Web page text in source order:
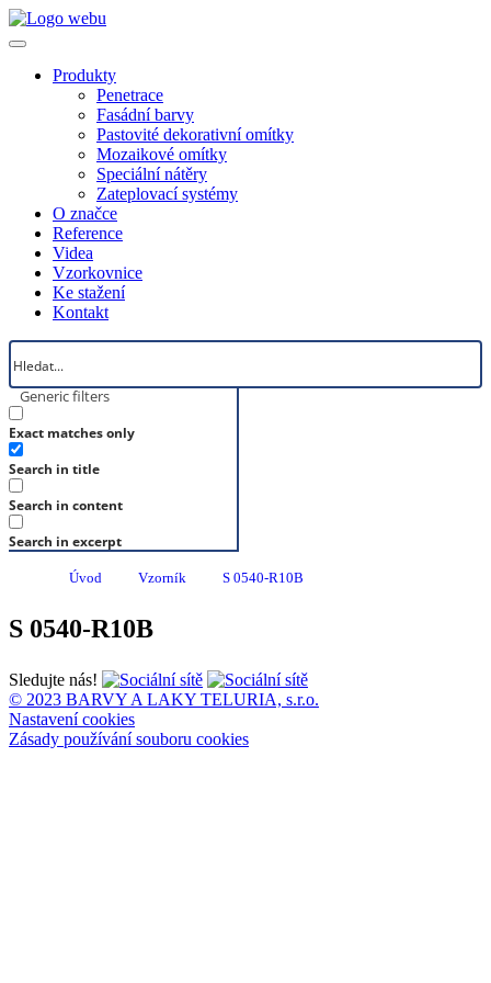
Produkty
Penetrace
Fasádní barvy
Pastovité dekorativní omítky
Mozaikové omítky
Speciální nátěry
Zateplovací systémy
O značce
Reference
Videa
Vzorkovnice
Ke stažení
Kontakt
Generic filters
Exact matches only
Search in title
Search in content
Search in excerpt
Úvod Vzorník S 0540-R10B
S 0540-R10B
Sledujte nás!
© 2023 BARVY A LAKY TELURIA, s.r.o.
Nastavení cookies
Zásady používání souboru cookies